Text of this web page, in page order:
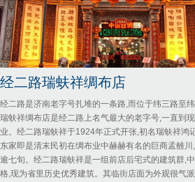
经二路瑞蚨祥绸布店
经二路是济南老字号扎堆的一条路,而位于纬三路至
瑞蚨祥绸布店是经二路上名气最大的老字号,一直到
业。经二路瑞蚨祥于1924年正式开张,初名瑞蚨祥鸿
东家即是清末民初在绸布业中赫赫有名的巨商孟雒
逾七旬。经二路瑞蚨祥是一组前店后宅式的建筑群,
格,现为省里历史优秀建筑。其临街店面为外观很气